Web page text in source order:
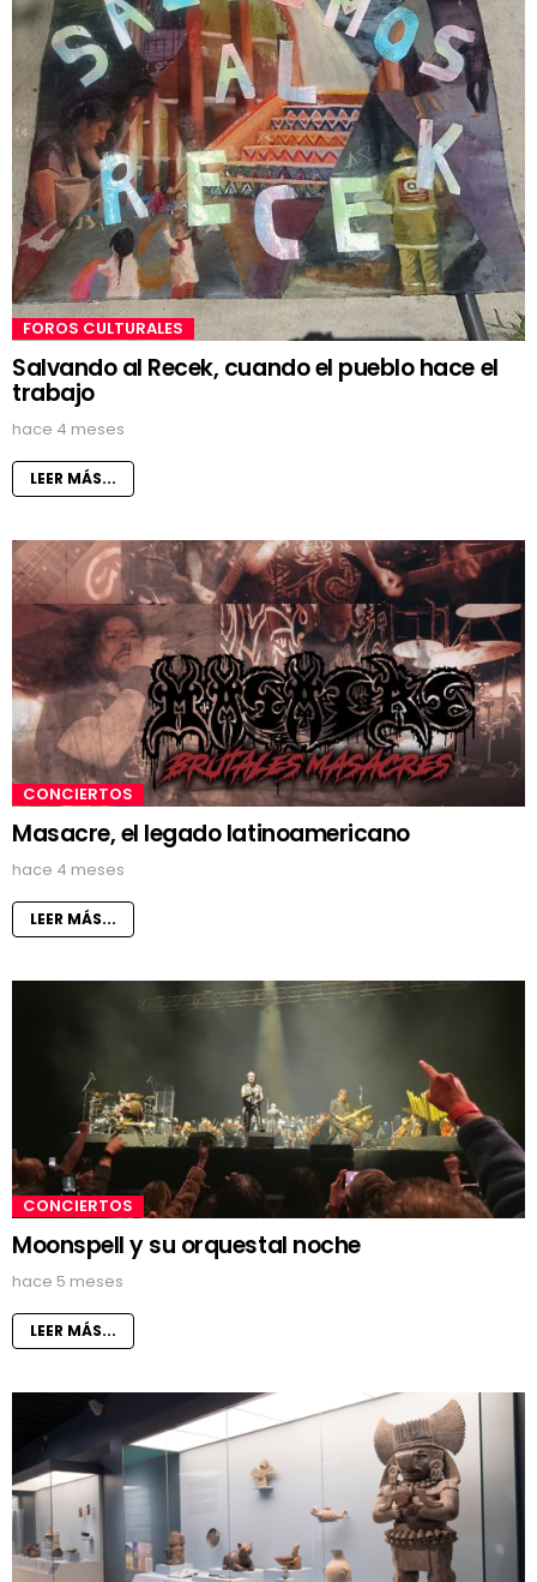
FOROS CULTURALES
Salvando al Recek, cuando el pueblo hace el
trabajo
hace 4 meses
LEER MÁS...
CONCIERTOS
Masacre, el legado latinoamericano
hace 4 meses
LEER MÁS...
CONCIERTOS
Moonspell y su orquestal noche
hace 5 meses
LEER MÁS...